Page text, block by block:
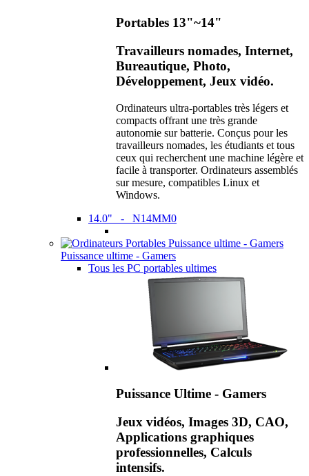
Portables 13"~14"
Travailleurs nomades, Internet,
Bureautique, Photo,
Développement, Jeux vidéo.
Ordinateurs ultra-portables très légers et
compacts offrant une très grande
autonomie sur batterie. Conçus pour les
travailleurs nomades, les étudiants et tous
ceux qui recherchent une machine légère et
facile à transporter. Ordinateurs assemblés
sur mesure, compatibles Linux et
Windows.
14.0" - N14MM0
Puissance ultime - Gamers
Tous les PC portables ultimes
Puissance Ultime - Gamers
Jeux vidéos, Images 3D, CAO,
Applications graphiques
professionnelles, Calculs
intensifs.